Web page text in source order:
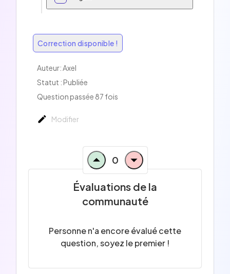
Correction disponible !
Auteur:Axel
Statut : Publiée
Question passée 87 fois
Modifier
0
Évaluations de la
communauté
Personne n'a encore évalué cette
question, soyez le premier !